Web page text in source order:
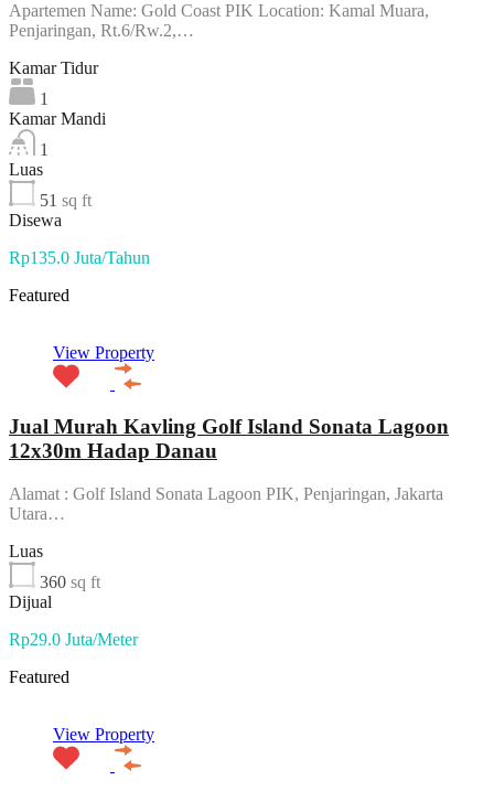
Apartemen Name: Gold Coast PIK Location: Kamal Muara,
Penjaringan, Rt.6/Rw.2,…
Kamar Tidur
1
Kamar Mandi
1
Luas
51 sq ft
Disewa
Rp135.0 Juta/Tahun
Featured
View Property
Jual Murah Kavling Golf Island Sonata Lagoon
12x30m Hadap Danau
Alamat : Golf Island Sonata Lagoon PIK, Penjaringan, Jakarta
Utara…
Luas
360 sq ft
Dijual
Rp29.0 Juta/Meter
Featured
View Property